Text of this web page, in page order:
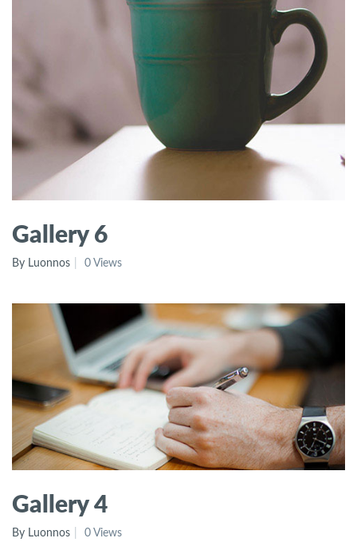
Gallery 6
By Luonnos 0 Views
Gallery 4
By Luonnos 0 Views